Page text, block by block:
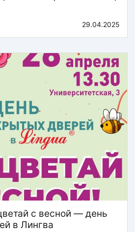
29.04.2025
с весной — день
в Лингва